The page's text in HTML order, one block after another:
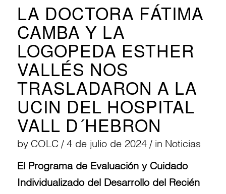
LA DOCTORA FÁTIMA
CAMBA Y LA
LOGOPEDA ESTHER
VALLÉS NOS
TRASLADARON A LA
UCIN DEL HOSPITAL
VALL D´HEBRON
by COLC / 4 de julio de 2024 / in Noticias
El Programa de Evaluación y Cuidado
Individualizado del Desarrollo del Recién